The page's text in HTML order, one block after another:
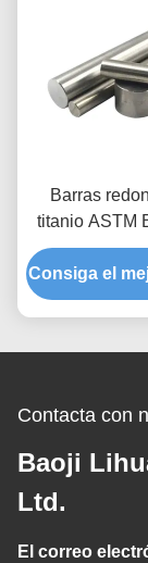
Barras
titanio ASTM
Gr5 con
resistencia a
para
Consiga el
Contacta con
Baoji
Ltd.
El correo